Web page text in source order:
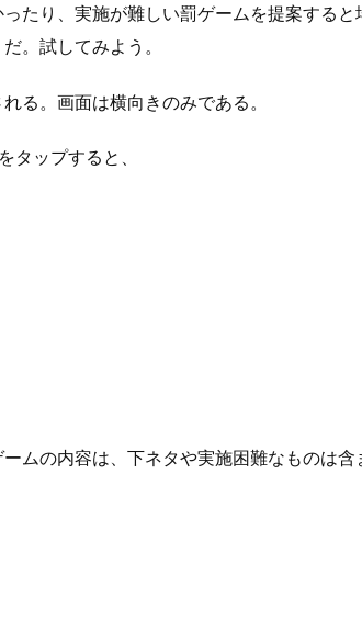
たり、実施が難しい罰ゲームを提案する
。試してみよう。
る。画面は横向きのみである。
タップすると、
ムの内容は、下ネタや実施困難なものは